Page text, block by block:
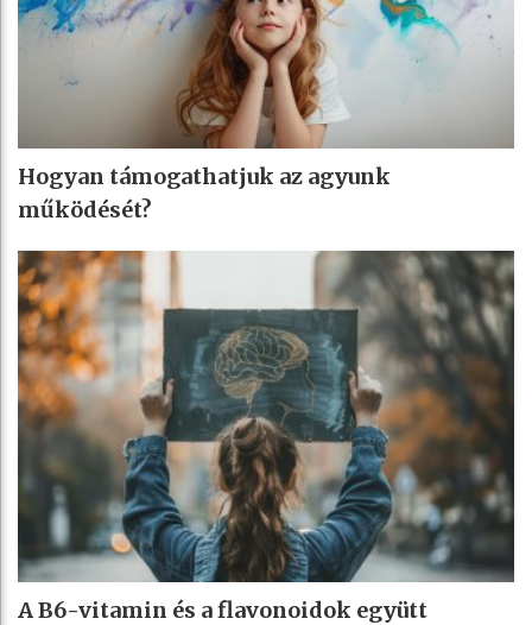
Hogyan támogathatjuk az agyunk
működését?
A B6-vitamin és a flavonoidok együtt